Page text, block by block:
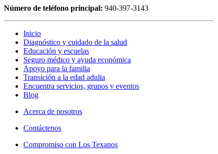
Número de teléfono principal: 940-397-3143
Inicio
Diagnóstico y cuidado de la salud
Educación y escuelas
Seguro médico y ayuda económica
Apoyo para la familia
Transición a la edad adulta
Encuentra servicios, grupos y eventos
Blog
Acerca de nosotros
Contáctenos
Compromiso con Los Texanos